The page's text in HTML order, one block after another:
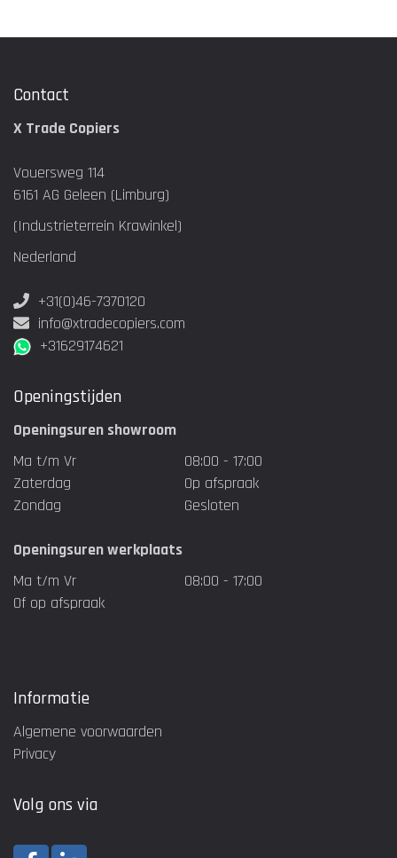
Contact
X Trade Copiers
Vouersweg 114
6161 AG Geleen (Limburg)
(Industrieterrein Krawinkel)
Nederland
+31(0)46-7370120
info@xtradecopiers.com
+31629174621
Openingstijden
Openingsuren showroom
Ma t/m Vr
08:00 - 17:00
Zaterdag
Op afspraak
Zondag
Gesloten
Openingsuren werkplaats
Ma t/m Vr
08:00 - 17:00
Of op afspraak
Informatie
Algemene voorwaarden
Privacy
Volg ons via